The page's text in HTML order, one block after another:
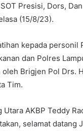
Presisi, Dors,
(15/8/23).
kepada personil
dan Polres
Brigjen Pol Drs.
Tim.
AKBP Teddy
selamat datang